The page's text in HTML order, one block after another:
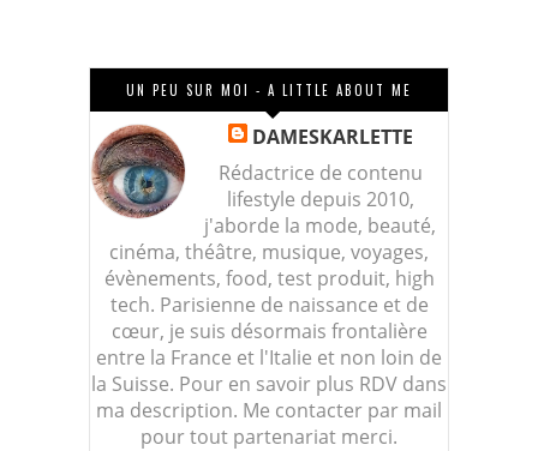
UN PEU SUR MOI - A LITTLE ABOUT ME
DAMESKARLETTE
Rédactrice de contenu
lifestyle depuis 2010,
j'aborde la mode, beauté,
cinéma, théâtre, musique, voyages,
évènements, food, test produit, high
tech. Parisienne de naissance et de
cœur, je suis désormais frontalière
entre la France et l'Italie et non loin de
la Suisse. Pour en savoir plus RDV dans
ma description. Me contacter par mail
pour tout partenariat merci.